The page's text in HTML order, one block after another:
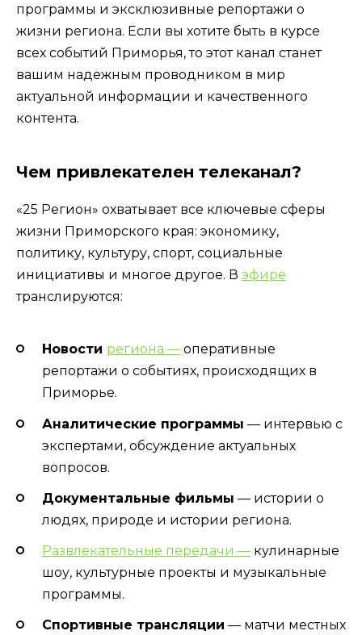
программы и эксклюзивные репортажи о
жизни региона. Если вы хотите быть в курсе
всех событий Приморья, то этот канал станет
вашим надежным проводником в мир
актуальной информации и качественного
контента.
Чем привлекателен телеканал?
«25 Регион» охватывает все ключевые сферы
жизни Приморского края: экономику,
политику, культуру, спорт, социальные
инициативы и многое другое. В эфире
транслируются:
Новости региона — оперативные
репортажи о событиях, происходящих в
Приморье.
Аналитические программы — интервью с
экспертами, обсуждение актуальных
вопросов.
Документальные фильмы — истории о
людях, природе и истории региона.
Развлекательные передачи — кулинарные
шоу, культурные проекты и музыкальные
программы.
Спортивные трансляции — матчи местных